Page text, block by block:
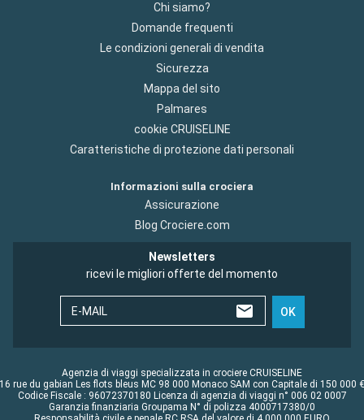
Chi siamo?
Domande frequenti
Le condizioni generali di vendita
Sicurezza
Mappa del sito
Palmares
cookie CRUISELINE
Caratteristiche di protezione dati personali
Informazioni sulla crociera
Assicurazione
Blog Crociere.com
Newsletters
ricevi le migliori offerte del momento
E-MAIL OK
Agenzia di viaggi specializzata in crociere CRUISELINE
16 rue du gabian Les flots bleus MC 98 000 Monaco SAM con Capitale di 150 000 €
Codice Fiscale : 96072370180 Licenza di agenzia di viaggi n° 006 02 0007
Garanzia finanziaria Groupama N° di polizza 4000717380/0